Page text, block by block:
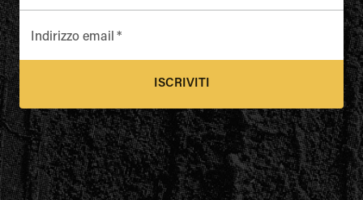
Indirizzo email *
ISCRIVITI